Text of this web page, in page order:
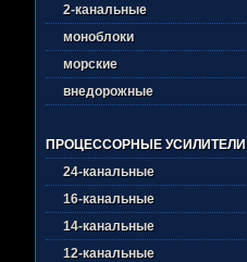
2-канальные
моноблоки
морские
внедорожные
ПРОЦЕССОРНЫЕ УСИЛИТЕЛИ
24-канальные
16-канальные
14-канальные
12-канальные